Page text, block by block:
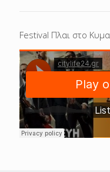
Festival Πλαι στο Κυμα